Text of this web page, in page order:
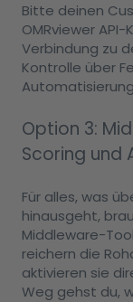
Bitte deinen
OMRviewer
Verbindung zu
Kontrolle über
Option 3:
Scoring und
Für alles, was
hinausgeht,
Middleware-
reichern die
aktivieren sie
Weg gehst du,